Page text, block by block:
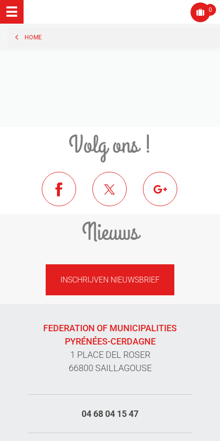
0
HOME
Volg ons !
Nieuws
INSCHRIJVEN NIEUWSBRIEF
FEDERATION OF MUNICIPALITIES
PYRÉNÉES-CERDAGNE
1 PLACE DEL ROSER
66800 SAILLAGOUSE
04 68 04 15 47